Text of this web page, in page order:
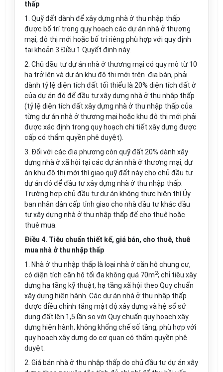
thấp
1. Quỹ đất dành để xây dựng nhà ở thu nhập thấp
được bố trí trong quy hoạch các dự án nhà ở thương
mại, đô thị mới hoặc bố trí riêng phù hợp với quy định
tại khoản 3 Điều 1 Quyết định này.
2. Chủ đầu tư dự án nhà ở thương mại có quy mô từ 10
ha trở lên và dự án khu đô thị mới trên địa bàn, phải
dành tỷ lệ diện tích đất tối thiểu là 20% diện tích đất ở
của dự án đó để đầu tư xây dựng nhà ở thu nhập thấp
(tỷ lệ diện tích đất xây dựng nhà ở thu nhập thấp của
từng dự án nhà ở thương mại hoặc khu đô thị mới phải
được xác định trong quy hoạch chi tiết xây dựng được
cấp có thẩm quyền phê duyệt).
3. Đối với các địa phương còn quỹ đất 20% dành xây
dựng nhà ở xã hội tại các dự án nhà ở thương mại, dự
án khu đô thị mới thì giao quỹ đất này cho chủ đầu tư
dự án đó để đầu tư xây dựng nhà ở thu nhập thấp.
Trường hợp chủ đầu tư dự án không thực hiện thì Ủy
ban nhân dân cấp tỉnh giao cho nhà đầu tư khác đầu
tư xây dựng nhà ở thu nhập thấp để cho thuê hoặc
thuê mua.
Điều 4. Tiêu chuẩn thiết kế, giá bán, cho thuê, thuê
mua nhà ở thu nhập thấp
1. Nhà ở thu nhập thấp là loại nhà ở căn hộ chung cư,
có diện tích căn hộ tối đa không quá 70m2; chỉ tiêu xây
dựng hạ tầng kỹ thuật, hạ tầng xã hội theo Quy chuẩn
xây dựng hiện hành. Các dự án nhà ở thu nhập thấp
được điều chỉnh tăng mật độ xây dựng và hệ số sử
dụng đất lên 1,5 lần so với Quy chuẩn quy hoạch xây
dựng hiện hành, không khống chế số tầng, phù hợp với
quy hoạch xây dựng do cơ quan có thẩm quyền phê
duyệt.
2. Giá bán nhà ở thu nhập thấp do chủ đầu tư dự án xây